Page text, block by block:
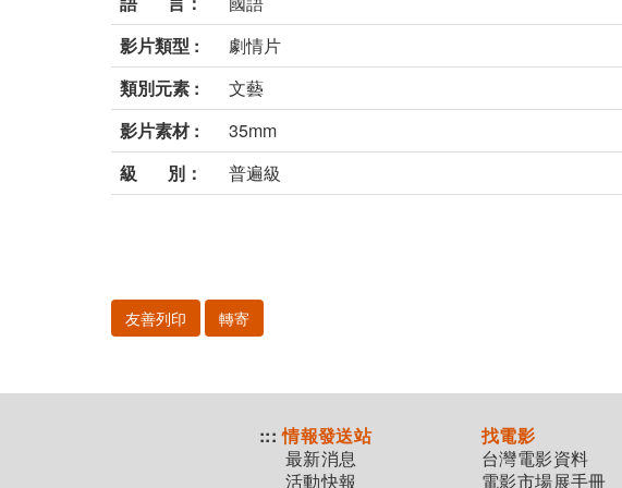
影片類型 :
劇情片
類別元素 :
文藝
影片素材 :
35mm
級 別：
普遍級
友善列印 轉寄
::: 情報發送站
最新消息
活動快報
找電影
台灣電影資料
電影市場展手冊